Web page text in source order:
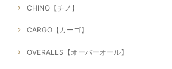
CHINO【チノ】
CARGO【カーゴ】
OVERALLS【オーバーオール】